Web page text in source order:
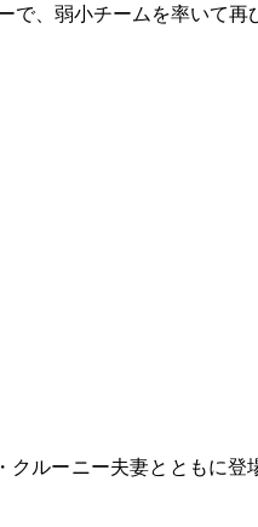
で、弱小チームを率いて再
ルーニー夫妻とともに登